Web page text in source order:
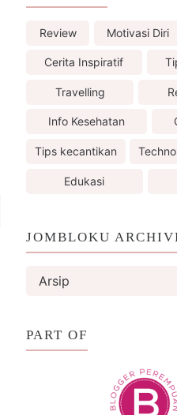
Review Motivasi Diri
Cerita Inspiratif
Travelling
Info Kesehatan
Tips kecantikan Techno
Edukasi
JOMBLOKU
PART OF